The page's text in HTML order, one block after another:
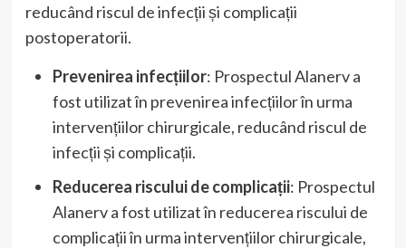
reducând riscul de infecții și complicații
postoperatorii.
Prevenirea infecțiilor: Prospectul Alanerv a
fost utilizat în prevenirea infecțiilor în urma
intervențiilor chirurgicale, reducând riscul de
infecții și complicații.
Reducerea riscului de complicații: Prospectul
Alanerv a fost utilizat în reducerea riscului de
complicații în urma intervențiilor chirurgicale,